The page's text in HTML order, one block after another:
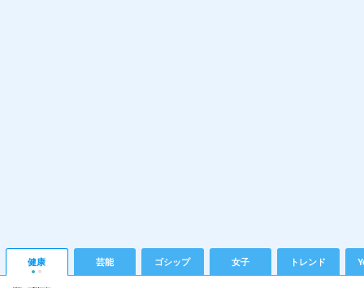
健康 芸能 ゴシップ 女子 トレンド